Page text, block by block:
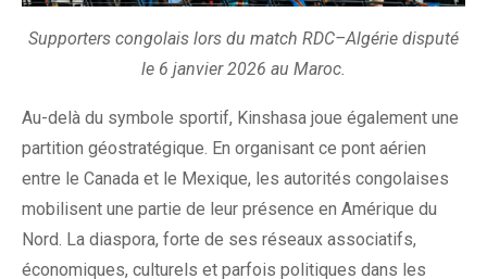
Supporters congolais lors du match RDC–Algérie disputé
le 6 janvier 2026 au Maroc.
Au-delà du symbole sportif, Kinshasa joue également une
partition géostratégique. En organisant ce pont aérien
entre le Canada et le Mexique, les autorités congolaises
mobilisent une partie de leur présence en Amérique du
Nord. La diaspora, forte de ses réseaux associatifs,
économiques, culturels et parfois politiques dans les